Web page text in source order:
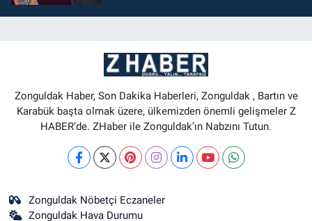
Zonguldak Haber, Son Dakika Haberleri, Zonguldak , Bartın ve
Karabük başta olmak üzere, ülkemizden önemli gelişmeler Z
HABER’de. ZHaber ile Zonguldak’ın Nabzını Tutun.
Zonguldak Nöbetçi Eczaneler
Zonguldak Hava Durumu